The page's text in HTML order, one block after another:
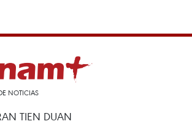
NOTICIAS
TIEN DUAN